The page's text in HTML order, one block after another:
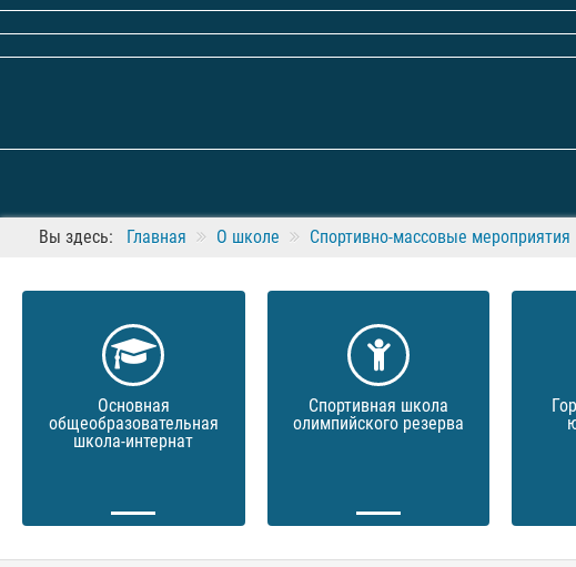
Вы здесь: Главная О школе Спортивно-массовые мероприятия
Основная
общеобразовательная
школа-интернат
Спортивная школа
олимпийского резерва